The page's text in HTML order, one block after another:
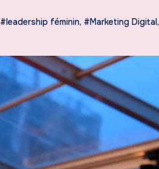
#leadership féminin, #Marketing Digital,